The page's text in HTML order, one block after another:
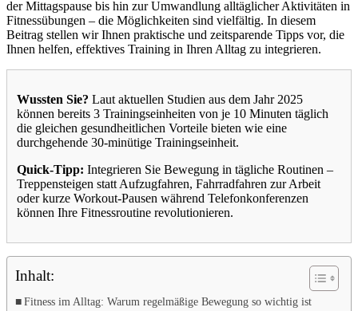
der Mittagspause bis hin zur Umwandlung alltäglicher Aktivitäten in
Fitnessübungen – die Möglichkeiten sind vielfältig. In diesem
Beitrag stellen wir Ihnen praktische und zeitsparende Tipps vor, die
Ihnen helfen, effektives Training in Ihren Alltag zu integrieren.
Wussten Sie? Laut aktuellen Studien aus dem Jahr 2025
können bereits 3 Trainingseinheiten von je 10 Minuten täglich
die gleichen gesundheitlichen Vorteile bieten wie eine
durchgehende 30-minütige Trainingseinheit.
Quick-Tipp: Integrieren Sie Bewegung in tägliche Routinen –
Treppensteigen statt Aufzugfahren, Fahrradfahren zur Arbeit
oder kurze Workout-Pausen während Telefonkonferenzen
können Ihre Fitnessroutine revolutionieren.
Inhalt:
Fitness im Alltag: Warum regelmäßige Bewegung so wichtig ist